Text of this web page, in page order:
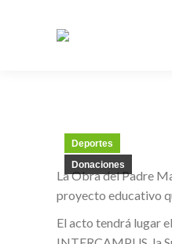
Deportes
Donaciones
La Obra del Padre
proyecto educativo
El acto tendrá lugar